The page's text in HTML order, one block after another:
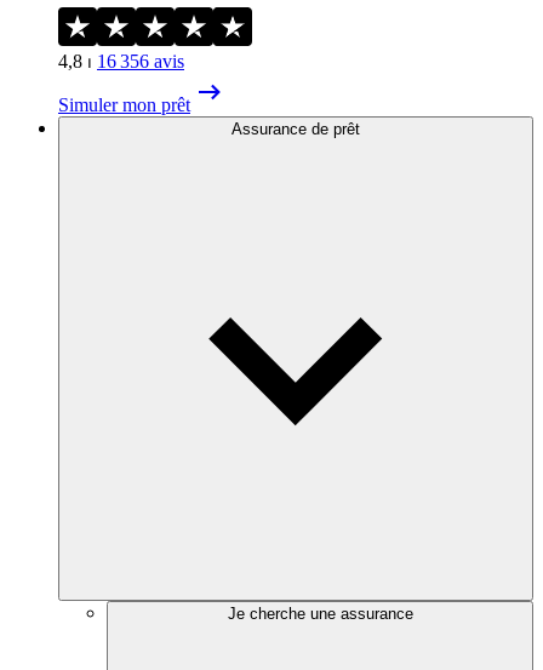
4,8 ⏐ 16 356 avis
Simuler mon prêt
Assurance de prêt
Je cherche une assurance